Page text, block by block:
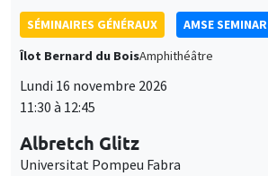
SÉMINAIRES GÉNÉRAUX
AMSE SEMINAR
Îlot Bernard du BoisAmphithéâtre
Lundi 16 novembre 2026
11:30 à 12:45
Albretch Glitz
Universitat Pompeu Fabra